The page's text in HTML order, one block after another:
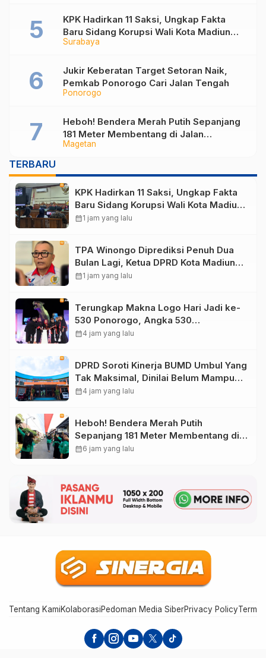
Surabaya
KPK Hadirkan 11 Saksi, Ungkap Fakta
Baru Sidang Korupsi Wali Kota Madiun
Nonaktif Maidi
Ponorogo
Jukir Keberatan Target Setoran Naik,
Pemkab Ponorogo Cari Jalan Tengah
Magetan
Heboh! Bendera Merah Putih Sepanjang
181 Meter Membentang di Jalan
Magetan, Ini Maknanya
TERBARU
KPK Hadirkan 11 Saksi, Ungkap Fakta
Baru Sidang Korupsi Wali Kota Madiun
Nonaktif Maidi
calendar_month1 jam yang lalu
TPA Winongo Diprediksi Penuh Dua
Bulan Lagi, Ketua DPRD Kota Madiun
Desak Pemkot Percepat Penanganan
calendar_month1 jam yang lalu
Terungkap Makna Logo Hari Jadi ke-
530 Ponorogo, Angka 530
Bertransformasi Jadi Sekar Kinanthi
calendar_month4 jam yang lalu
DPRD Soroti Kinerja BUMD Umbul Yang
Tak Maksimal, Dinilai Belum Mampu
Hasilkan PAD
calendar_month4 jam yang lalu
Heboh! Bendera Merah Putih
Sepanjang 181 Meter Membentang di
Jalan Magetan, Ini Maknanya
calendar_month6 jam yang lalu
Tentang KamiKolaborasiPedoman Media SiberPrivacy PolicyTerms